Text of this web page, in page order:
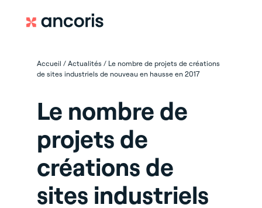
Accueil / Actualités / Le nombre de projets de créations
de sites industriels de nouveau en hausse en 2017
Le nombre de
projets de
créations de
sites industriels